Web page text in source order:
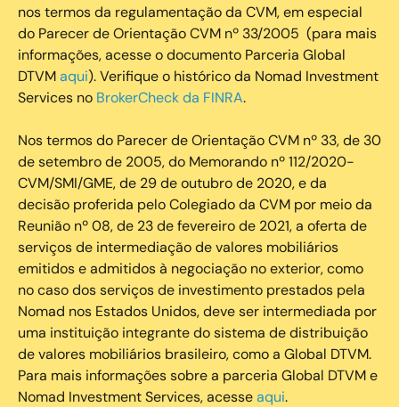
nos termos da regulamentação da CVM, em especial
do Parecer de Orientação CVM nº 33/2005 (para mais
informações, acesse o documento Parceria Global
DTVMaqui). Verifique o histórico da Nomad Investment
Services no BrokerCheck da FINRA.
Nos termos do Parecer de Orientação CVM nº 33, de 30
de setembro de 2005, do Memorando nº 112/2020-
CVM/SMI/GME, de 29 de outubro de 2020, e da
decisão proferida pelo Colegiado da CVM por meio da
Reunião nº 08, de 23 de fevereiro de 2021, a oferta de
serviços de intermediação de valores mobiliários
emitidos e admitidos à negociação no exterior, como
no caso dos serviços de investimento prestados pela
Nomad nos Estados Unidos, deve ser intermediada por
uma instituição integrante do sistema de distribuição
de valores mobiliários brasileiro, como a Global DTVM.
Para mais informações sobre a parceria Global DTVM e
Nomad Investment Services, acesseaqui.